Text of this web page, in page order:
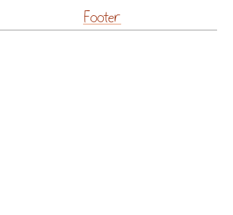
Footer